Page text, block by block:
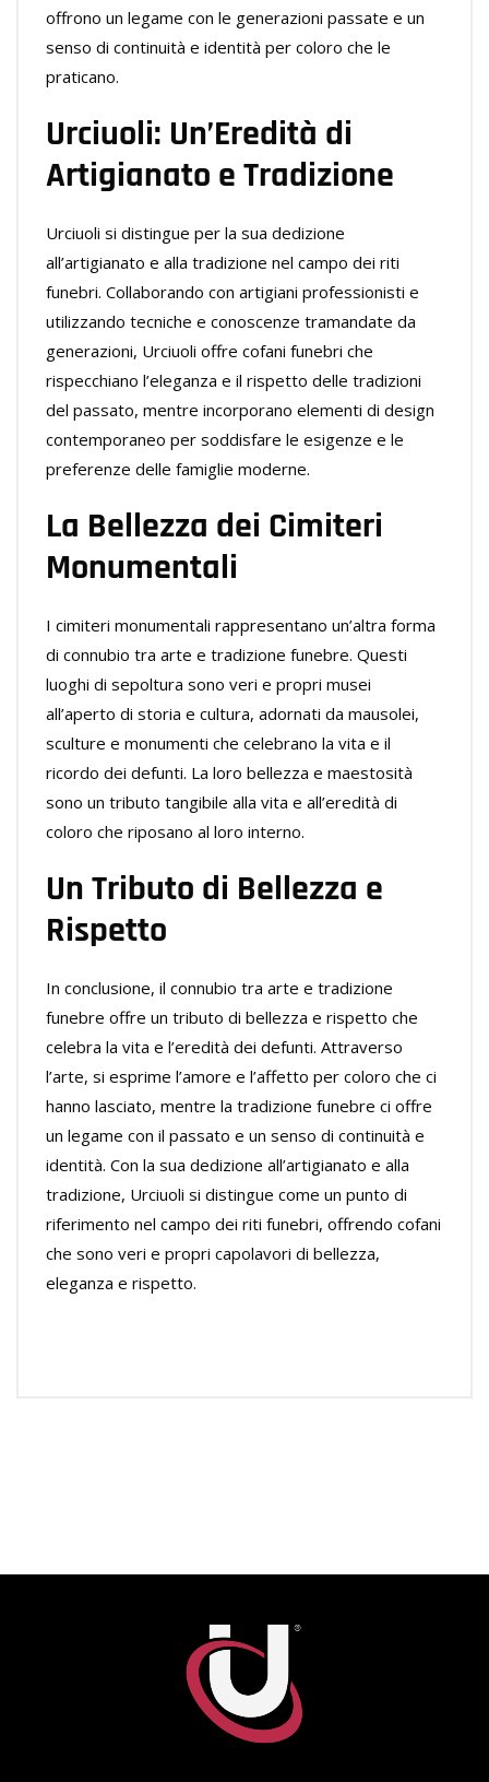
offrono un legame con le generazioni passate e un
senso di continuità e identità per coloro che le
praticano.
Urciuoli: Un’Eredità di
Artigianato e Tradizione
Urciuoli si distingue per la sua dedizione
all’artigianato e alla tradizione nel campo dei riti
funebri. Collaborando con artigiani professionisti e
utilizzando tecniche e conoscenze tramandate da
generazioni, Urciuoli offre cofani funebri che
rispecchiano l’eleganza e il rispetto delle tradizioni
del passato, mentre incorporano elementi di design
contemporaneo per soddisfare le esigenze e le
preferenze delle famiglie moderne.
La Bellezza dei Cimiteri
Monumentali
I cimiteri monumentali rappresentano un’altra forma
di connubio tra arte e tradizione funebre. Questi
luoghi di sepoltura sono veri e propri musei
all’aperto di storia e cultura, adornati da mausolei,
sculture e monumenti che celebrano la vita e il
ricordo dei defunti. La loro bellezza e maestosità
sono un tributo tangibile alla vita e all’eredità di
coloro che riposano al loro interno.
Un Tributo di Bellezza e
Rispetto
In conclusione, il connubio tra arte e tradizione
funebre offre un tributo di bellezza e rispetto che
celebra la vita e l’eredità dei defunti. Attraverso
l’arte, si esprime l’amore e l’affetto per coloro che ci
hanno lasciato, mentre la tradizione funebre ci offre
un legame con il passato e un senso di continuità e
identità. Con la sua dedizione all’artigianato e alla
tradizione, Urciuoli si distingue come un punto di
riferimento nel campo dei riti funebri, offrendo cofani
che sono veri e propri capolavori di bellezza,
eleganza e rispetto.